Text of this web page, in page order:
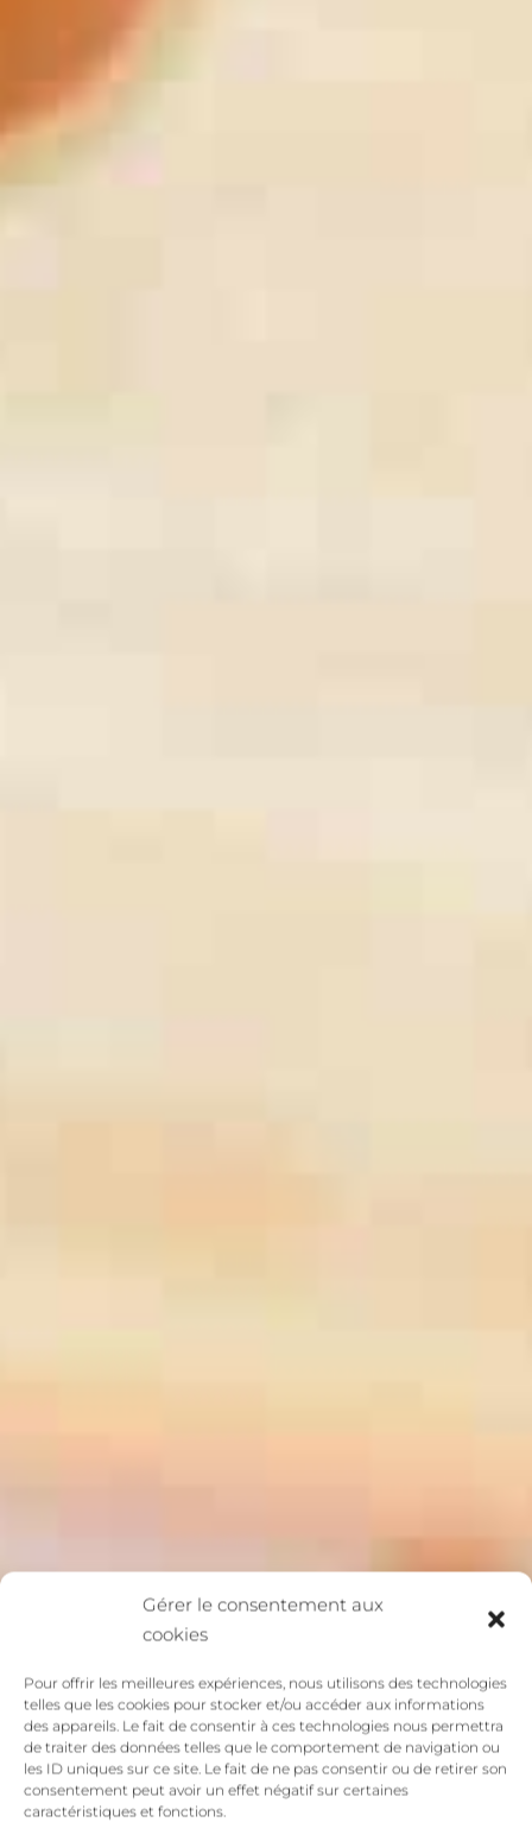
Gérer le consentement aux
cookies
Pour offrir les meilleures expériences, nous utilisons des technologies
telles que les cookies pour stocker et/ou accéder aux informations
des appareils. Le fait de consentir à ces technologies nous permettra
de traiter des données telles que le comportement de navigation ou
les ID uniques sur ce site. Le fait de ne pas consentir ou de retirer son
consentement peut avoir un effet négatif sur certaines
caractéristiques et fonctions.